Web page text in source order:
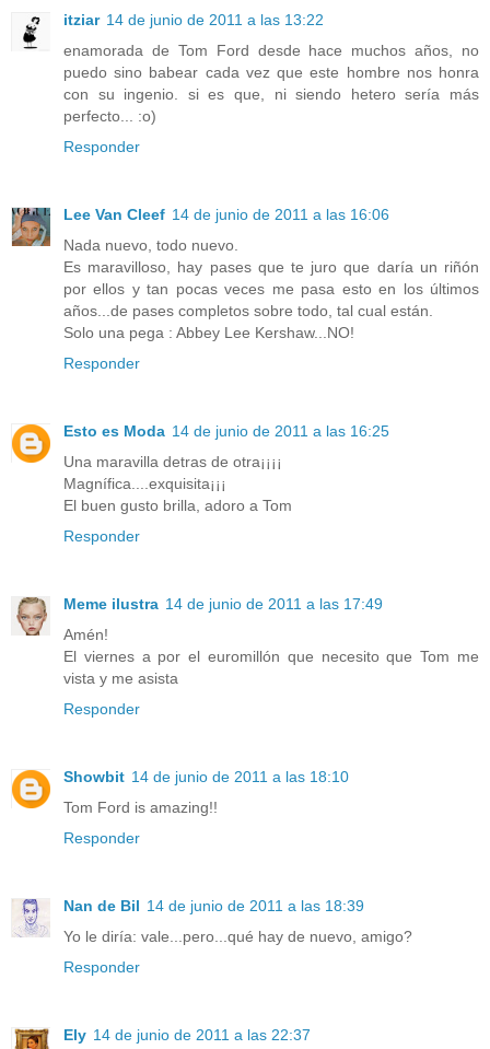
itziar 14 de junio de 2011 a las 13:22
enamorada de Tom Ford desde hace muchos años, no
puedo sino babear cada vez que este hombre nos honra
con su ingenio. si es que, ni siendo hetero sería más
perfecto... :o)
Responder
Lee Van Cleef 14 de junio de 2011 a las 16:06
Nada nuevo, todo nuevo.
Es maravilloso, hay pases que te juro que daría un riñón
por ellos y tan pocas veces me pasa esto en los últimos
años...de pases completos sobre todo, tal cual están.
Solo una pega : Abbey Lee Kershaw...NO!
Responder
Esto es Moda 14 de junio de 2011 a las 16:25
Una maravilla detras de otra¡¡¡¡
Magnífica....exquisita¡¡¡
El buen gusto brilla, adoro a Tom
Responder
Meme ilustra 14 de junio de 2011 a las 17:49
Amén!
El viernes a por el euromillón que necesito que Tom me
vista y me asista
Responder
Showbit 14 de junio de 2011 a las 18:10
Tom Ford is amazing!!
Responder
Nan de Bil 14 de junio de 2011 a las 18:39
Yo le diría: vale...pero...qué hay de nuevo, amigo?
Responder
Ely 14 de junio de 2011 a las 22:37